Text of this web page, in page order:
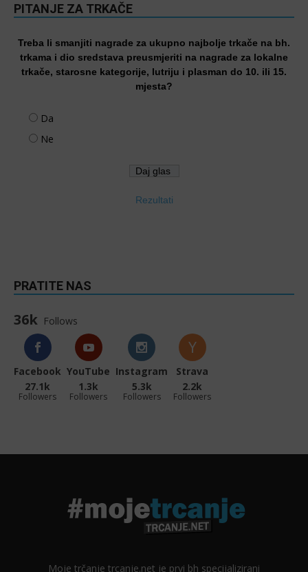
PITANJE ZA TRKAČE
Treba li smanjiti nagrade za ukupno najbolje trkače na bh.
trkama i dio sredstava preusmjeriti na nagrade za lokalne
trkače, starosne kategorije, lutriju i plasman do 10. ili 15.
mjesta?
Da
Ne
Rezultati
PRATITE NAS
36k Follows
Facebook
27.1k
Followers
YouTube
1.3k
Followers
Instagram
5.3k
Followers
Strava
2.2k
Followers
Moje trčanje trcanje.net je prvi bh specijalizirani